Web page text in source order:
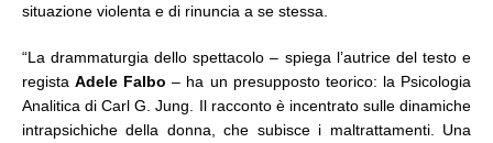
situazione violenta e di rinuncia a se stessa.
“La drammaturgia dello spettacolo – spiega l’autrice del testo e
registaAdele Falbo – ha un presupposto teorico: la Psicologia
Analitica di Carl G. Jung. Il racconto è incentrato sulle dinamiche
intrapsichiche della donna, che subisce i maltrattamenti. Una